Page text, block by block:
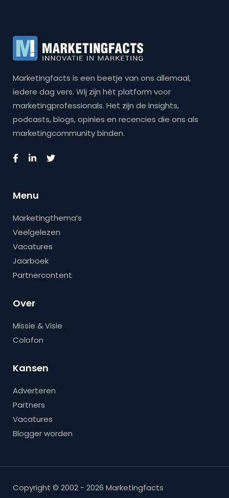
Marketingfacts is een beetje van ons allemaal,
iedere dag vers. Wij zijn hét platform voor
marketingprofessionals. Het zijn de insights,
podcasts, blogs, opinies en recencies die ons als
marketingcommunity binden.
Menu
Marketingthema’s
Veelgelezen
Vacatures
Jaarboek
Partnercontent
Over
Missie & Visie
Colofon
Kansen
Adverteren
Partners
Vacatures
Blogger worden
Copyright © 2002 - 2026 Marketingfacts